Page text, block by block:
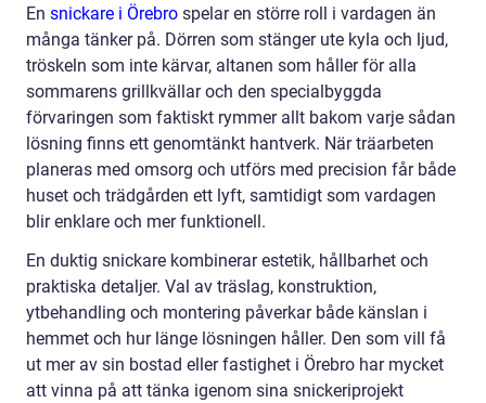
En snickare i Örebro spelar en större roll i vardagen än
många tänker på. Dörren som stänger ute kyla och ljud,
tröskeln som inte kärvar, altanen som håller för alla
sommarens grillkvällar och den specialbyggda
förvaringen som faktiskt rymmer allt bakom varje sådan
lösning finns ett genomtänkt hantverk. När träarbeten
planeras med omsorg och utförs med precision får både
huset och trädgården ett lyft, samtidigt som vardagen
blir enklare och mer funktionell.
En duktig snickare kombinerar estetik, hållbarhet och
praktiska detaljer. Val av träslag, konstruktion,
ytbehandling och montering påverkar både känslan i
hemmet och hur länge lösningen håller. Den som vill få
ut mer av sin bostad eller fastighet i Örebro har mycket
att vinna på att tänka igenom sina snickeriprojekt